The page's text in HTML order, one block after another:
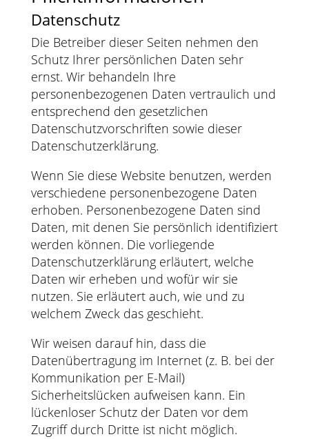
Datenschutz
Die Betreiber dieser Seiten nehmen den
Schutz Ihrer persönlichen Daten sehr
ernst. Wir behandeln Ihre
personenbezogenen Daten vertraulich und
entsprechend den gesetzlichen
Datenschutzvorschriften sowie dieser
Datenschutzerklärung.
Wenn Sie diese Website benutzen, werden
verschiedene personenbezogene Daten
erhoben. Personenbezogene Daten sind
Daten, mit denen Sie persönlich identifiziert
werden können. Die vorliegende
Datenschutzerklärung erläutert, welche
Daten wir erheben und wofür wir sie
nutzen. Sie erläutert auch, wie und zu
welchem Zweck das geschieht.
Wir weisen darauf hin, dass die
Datenübertragung im Internet (z. B. bei der
Kommunikation per E-Mail)
Sicherheitslücken aufweisen kann. Ein
lückenloser Schutz der Daten vor dem
Zugriff durch Dritte ist nicht möglich.